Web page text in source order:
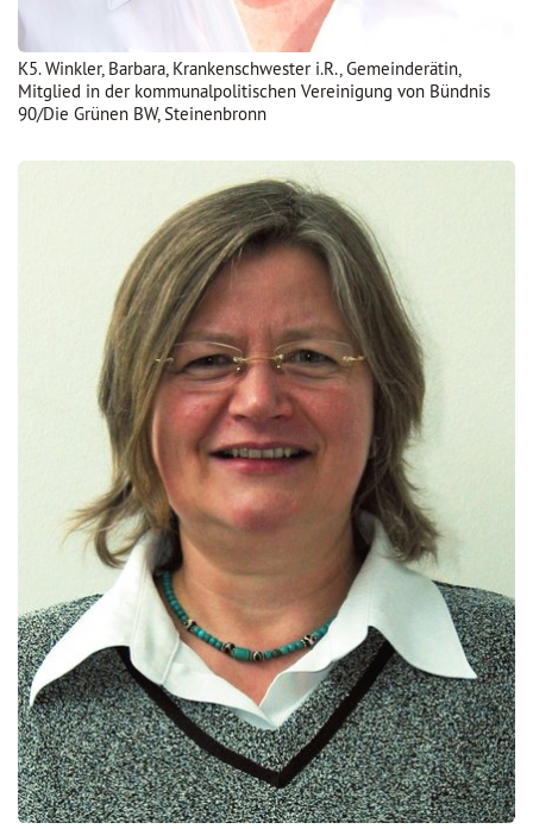
K5. Winkler, Barbara, Krankenschwester i.R., Gemeinderätin,
Mitglied in der kommunalpolitischen Vereinigung von Bündnis
90/Die Grünen BW, Steinenbronn